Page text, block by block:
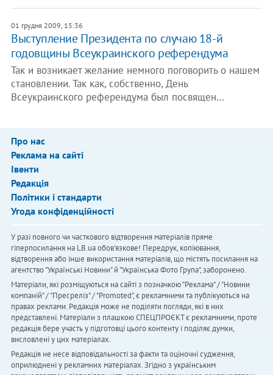
01 грудня 2009, 15:36
Выступление Президента по случаю 18-й
годовщины Всеукраинского референдума
Так и возникает желание немного поговорить о нашем
становлении. Так как, собственно, День
Всеукраинского референдума был посвящен…
Про нас
Реклама на сайті
Івенти
Редакція
Політики і стандарти
Угода конфіденційності
У разі повного чи часткового відтворення матеріалів пряме
гіперпосилання на LB.ua обов'язкове! Передрук, копіювання,
відтворення або інше використання матеріалів, що містять посилання на
агентство "Українськi Новини" й "Українська Фото Група", заборонено.
Матеріали, які розміщуються на сайті з позначкою "Реклама" / "Новини
компаній" / "Пресреліз" / "Promoted", є рекламними та публікуються на
правах реклами. Редакція може не поділяти погляди, які в них
представлені. Матеріали з плашкою СПЕЦПРОЄКТ є рекламними, проте
редакція бере участь у підготовці цього контенту і поділяє думки,
висловлені у цих матеріалах.
Редакція не несе відповідальності за факти та оціночні судження,
оприлюднені у рекламних матеріалах. Згідно з українським